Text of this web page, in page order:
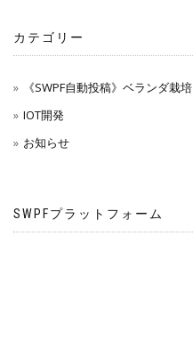
カテゴリー
《SWPF自動投稿》ベランダ栽培
IOT開発
お知らせ
SWPFプラットフォーム